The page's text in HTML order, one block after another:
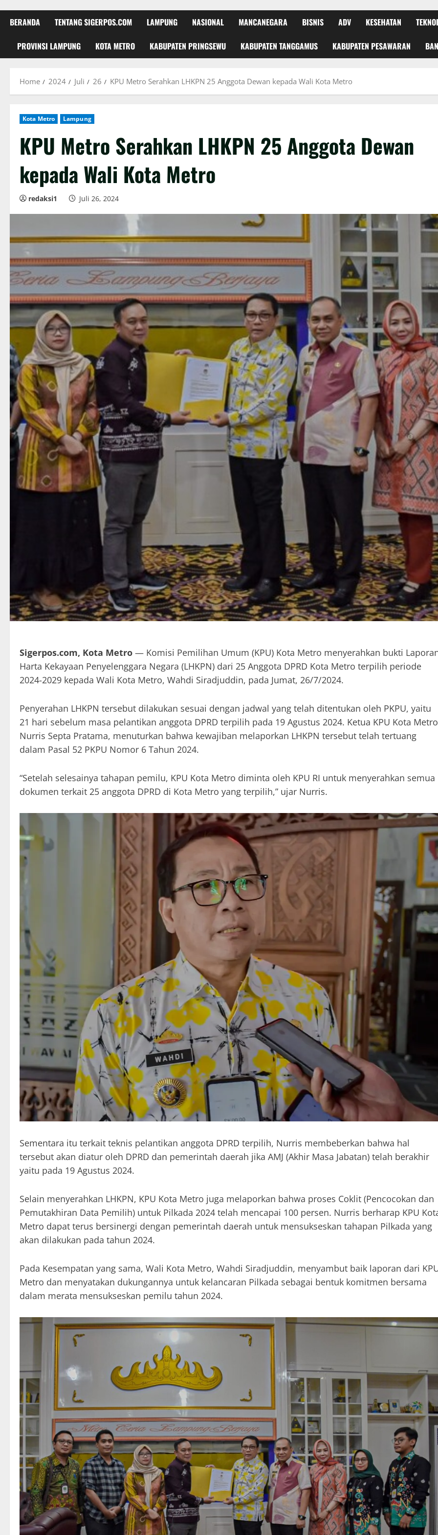
BERANDA TENTANG SIGERPOS.COM LAMPUNG NASIONAL MANCANEGARA BISNIS ADV KESEHATAN
PROVINSI LAMPUNG KOTA METRO KABUPATEN PRINGSEWU KABUPATEN TANGGAMUS KABUPATEN PESAWARAN
Home 2024 Juli 26 KPU Metro Serahkan LHKPN 25 Anggota Dewan kepada Wali Kota Metro
Kota Metro Lampung
KPU Metro Serahkan LHKPN 25 Anggota Dewan
kepada Wali Kota Metro
redaksi1 Juli 26, 2024
Sigerpos.com, Kota Metro — Komisi Pemilihan Umum (KPU) Kota Metro menyerahkan bukti
Harta Kekayaan Penyelenggara Negara (LHKPN) dari 25 Anggota DPRD Kota Metro terpilih periode
2024-2029 kepada Wali Kota Metro, Wahdi Siradjuddin, pada Jumat, 26/7/2024.
Penyerahan LHKPN tersebut dilakukan sesuai dengan jadwal yang telah ditentukan oleh PKPU, yaitu
21 hari sebelum masa pelantikan anggota DPRD terpilih pada 19 Agustus 2024. Ketua KPU Kota
Nurris Septa Pratama, menuturkan bahwa kewajiban melaporkan LHKPN tersebut telah tertuang
dalam Pasal 52 PKPU Nomor 6 Tahun 2024.
“Setelah selesainya tahapan pemilu, KPU Kota Metro diminta oleh KPU RI untuk menyerahkan semua
dokumen terkait 25 anggota DPRD di Kota Metro yang terpilih,” ujar Nurris.
Sementara itu terkait teknis pelantikan anggota DPRD terpilih, Nurris membeberkan bahwa hal
tersebut akan diatur oleh DPRD dan pemerintah daerah jika AMJ (Akhir Masa Jabatan) telah berakhir
yaitu pada 19 Agustus 2024.
Selain menyerahkan LHKPN, KPU Kota Metro juga melaporkan bahwa proses Coklit (Pencocokan dan
Pemutakhiran Data Pemilih) untuk Pilkada 2024 telah mencapai 100 persen. Nurris berharap KPU
Metro dapat terus bersinergi dengan pemerintah daerah untuk mensukseskan tahapan Pilkada yang
akan dilakukan pada tahun 2024.
Pada Kesempatan yang sama, Wali Kota Metro, Wahdi Siradjuddin, menyambut baik laporan dari
Metro dan menyatakan dukungannya untuk kelancaran Pilkada sebagai bentuk komitmen bersama
dalam merata mensukseskan pemilu tahun 2024.